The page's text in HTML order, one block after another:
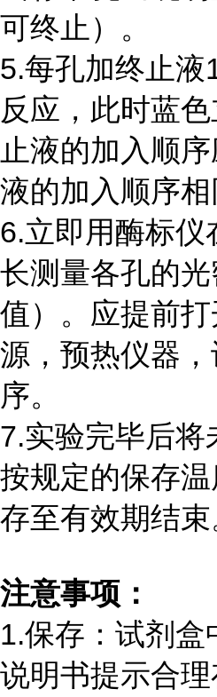
可终止）。
5.每孔加终止液
反应，此时蓝
止液的加入顺
液的加入顺序相
6.立即用酶标仪
长测量各孔的光
值）。应提前
源，预热仪器
序。
7.实验完毕后将
按规定的保存
存至有效期结束
注意事项：
1.保存：试剂盒
说明书提示合